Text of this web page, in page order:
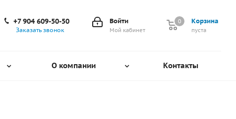
Корзина
0
пуста
0
Войти
Мой кабинет
+7 904 609-50-50
Заказать звонок
О компании Контакты